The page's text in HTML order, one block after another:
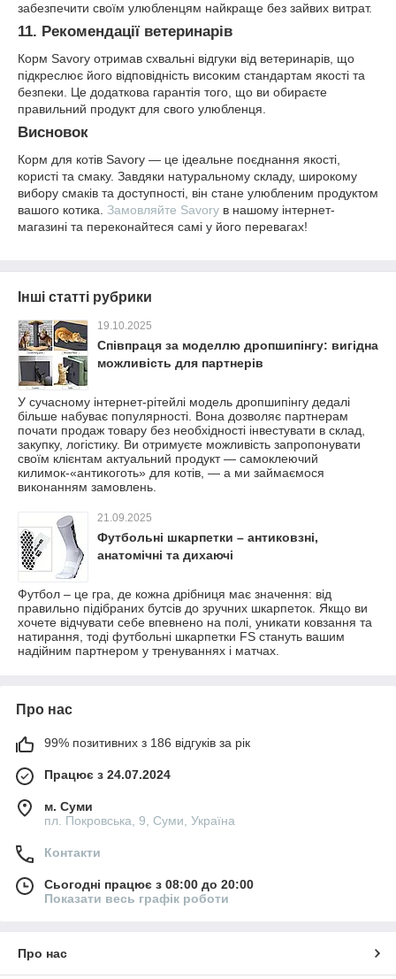
забезпечити своїм улюбленцям найкраще без зайвих витрат.
11. Рекомендації ветеринарів
Корм Savory отримав схвальні відгуки від ветеринарів, що
підкреслює його відповідність високим стандартам якості та
безпеки. Це додаткова гарантія того, що ви обираєте
правильний продукт для свого улюбленця.
Висновок
Корм для котів Savory — це ідеальне поєднання якості,
користі та смаку. Завдяки натуральному складу, широкому
вибору смаків та доступності, він стане улюбленим продуктом
вашого котика. Замовляйте Savory в нашому інтернет-
магазині та переконайтеся самі у його перевагах!
Інші статті рубрики
19.10.2025
Співпраця за моделлю дропшипінгу: вигідна
можливість для партнерів
У сучасному інтернет-рітейлі модель дропшипінгу дедалі
більше набуває популярності. Вона дозволяє партнерам
почати продаж товару без необхідності інвестувати в склад,
закупку, логістику. Ви отримуєте можливість запропонувати
своїм клієнтам актуальний продукт — самоклеючий
килимок-«антикоготь» для котів, — а ми займаємося
виконанням замовлень.
21.09.2025
Футбольні шкарпетки – антиковзні,
анатомічні та дихаючі
Футбол – це гра, де кожна дрібниця має значення: від
правильно підібраних бутсів до зручних шкарпеток. Якщо ви
хочете відчувати себе впевнено на полі, уникати ковзання та
натирання, тоді футбольні шкарпетки FS стануть вашим
надійним партнером у тренуваннях і матчах.
Про нас
99% позитивних з 186 відгуків за рік
Працює з 24.07.2024
м. Суми
пл. Покровська, 9, Суми, Україна
Контакти
Сьогодні працює з 08:00 до 20:00
Показати весь графік роботи
Про нас